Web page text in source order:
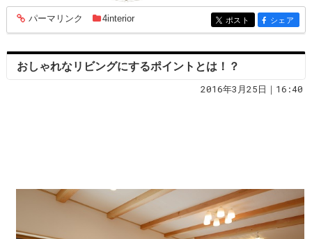
entry1860
パーマリンク 4interior entry1860
ポスト entry1860
シェア
おしゃれなリビングにするポイントとは！？
2016年3月25日｜16:40